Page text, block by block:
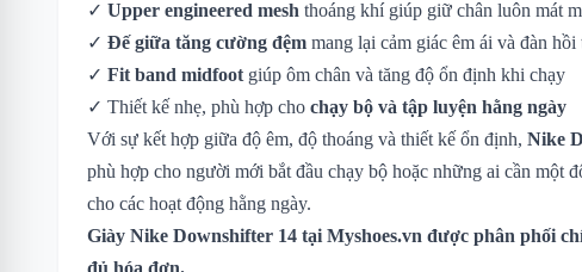
✓ Upper engineered mesh thoáng khí giúp giữ chân luôn mát
✓ Đế giữa tăng cường đệm mang lại cảm giác êm ái và đàn hồi
✓ Fit band midfoot giúp ôm chân và tăng độ ổn định khi chạy
✓ Thiết kế nhẹ, phù hợp cho chạy bộ và tập luyện hằng ngày
Với sự kết hợp giữa độ êm, độ thoáng và thiết kế ổn định, Nike
phù hợp cho người mới bắt đầu chạy bộ hoặc những ai cần một
cho các hoạt động hằng ngày.
Giày Nike Downshifter 14 tại Myshoes.vn được phân phối
đủ hóa đơn.